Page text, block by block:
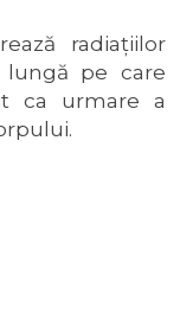
radiaţiilor
pe care
ca urmare a